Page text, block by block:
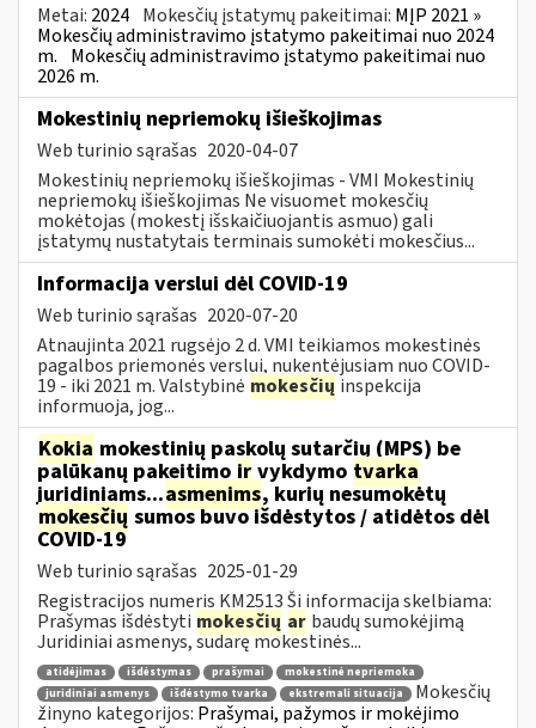
Metai: 2024 Mokesčių įstatymų pakeitimai: MĮP 2021 »
Mokesčių administravimo įstatymo pakeitimai nuo 2024
m. Mokesčių administravimo įstatymo pakeitimai nuo
2026 m.
Mokestinių nepriemokų išieškojimas
Web turinio sąrašas 2020-04-07
Mokestinių nepriemokų išieškojimas - VMI Mokestinių
nepriemokų išieškojimas Ne visuomet mokesčių
mokėtojas (mokestį išskaičiuojantis asmuo) gali
įstatymų nustatytais terminais sumokėti mokesčius...
Informacija verslui dėl COVID-19
Web turinio sąrašas 2020-07-20
Atnaujinta 2021 rugsėjo 2 d. VMI teikiamos mokestinės
pagalbos priemonės verslui, nukentėjusiam nuo COVID-
19 - iki 2021 m. Valstybinė mokesčių inspekcija
informuoja, jog...
Kokia mokestinių paskolų sutarčių (MPS) be
palūkanų pakeitimo ir vykdymo tvarka
juridiniams...asmenims, kurių nesumokėtų
mokesčių sumos buvo išdėstytos / atidėtos dėl
COVID-19
Web turinio sąrašas 2025-01-29
Registracijos numeris KM2513 Ši informacija skelbiama:
Prašymas išdėstyti mokesčių ar baudų sumokėjimą
Juridiniai asmenys, sudarę mokestinės...
atidėjimas išdėstymas prašymai
mokestinė nepriemoka
juridiniai asmenys
išdėstymo tvarka ekstremali situacija
Mokesčių
žinyno kategorijos: Prašymai, pažymos ir mokėjimo